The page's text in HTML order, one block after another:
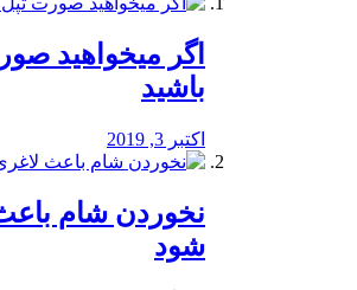
اگر میخواهید
باشید
اکتبر 3, 2019
نخوردن شام
‌شود